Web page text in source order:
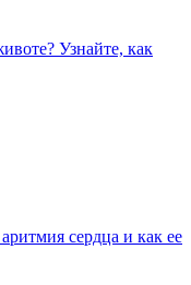
Узнайте, как
сердца и как ее